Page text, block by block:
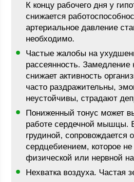
К концу рабочего дня у
снижается
артериальное давление
необходимо.
Частые жалобы на
рассеянность. Замедление
снижает активность
часто раздражительны,
неустойчивы, страдают
Пониженный тонус может
работе сердечной мышцы.
грудиной, сопровождается
сердцебиением, которое не
физической или нервной
Нехватка воздуха. Частая